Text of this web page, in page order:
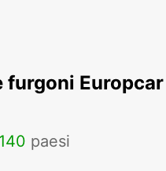
furgoni
140 paesi